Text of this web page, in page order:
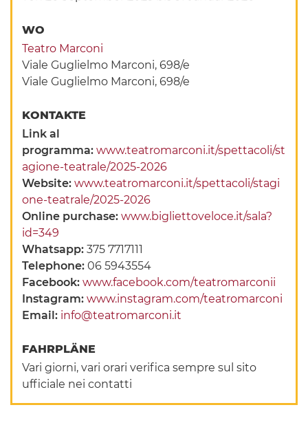
WO
Teatro Marconi
Viale Guglielmo Marconi, 698/e
Viale Guglielmo Marconi, 698/e
KONTAKTE
Link al
programma:www.teatromarconi.it/spettacoli/st
agione-teatrale/2025-2026
Website:www.teatromarconi.it/spettacoli/stagi
one-teatrale/2025-2026
Online purchase:www.bigliettoveloce.it/sala?
id=349
Whatsapp:375 7717111
Telephone:06 5943554
Facebook:www.facebook.com/teatromarconii
Instagram:www.instagram.com/teatromarconi
Email: info@teatromarconi.it
FAHRPLÄNE
Vari giorni, vari orari verifica sempre sul sito
ufficiale nei contatti